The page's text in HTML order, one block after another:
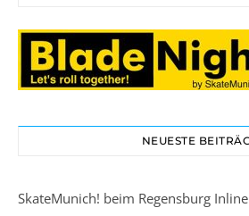
NEUESTE
SkateMunich! beim Regensburg